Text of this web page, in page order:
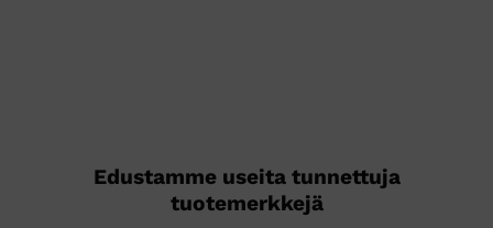
Edustamme useita tunnettuja
tuotemerkkejä